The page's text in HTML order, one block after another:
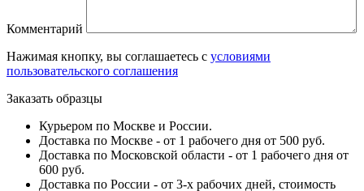
Комментарий
Нажимая кнопку, вы соглашаетесь с условиями
пользовательского соглашения
Заказать образцы
Курьером по Москве и России.
Доставка по Москве - от 1 рабочего дня от 500 руб.
Доставка по Московской области - от 1 рабочего дня от
600 руб.
Доставка по России - от 3-х рабочих дней, стоимость